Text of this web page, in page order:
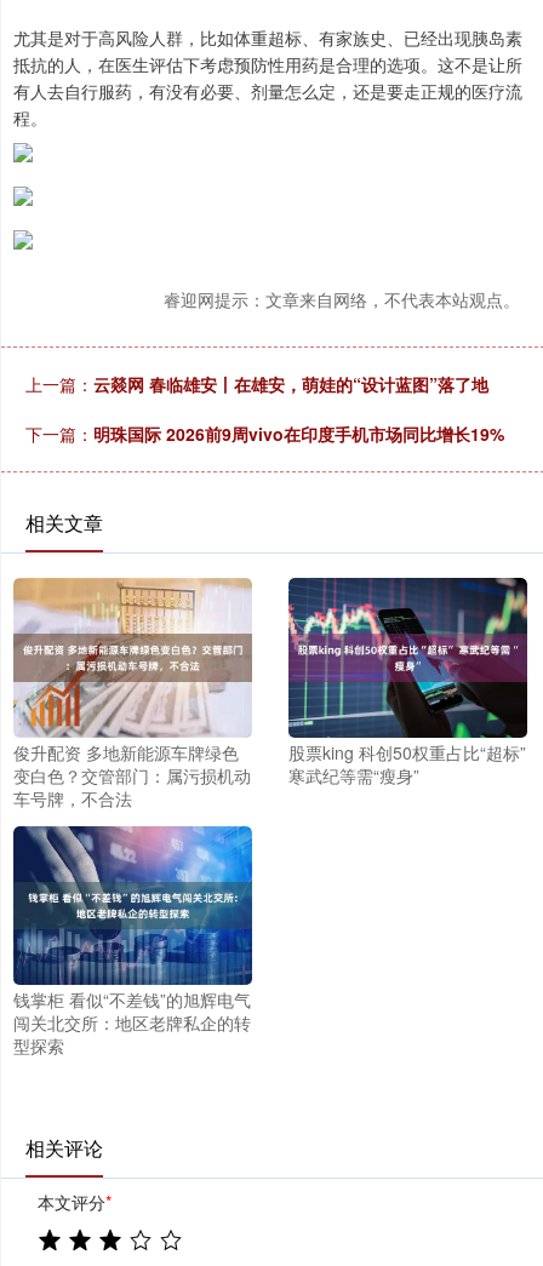
尤其是对于高风险人群，比如体重超标、有家族史、已经出现胰岛素
抵抗的人，在医生评估下考虑预防性用药是合理的选项。这不是让所
有人去自行服药，有没有必要、剂量怎么定，还是要走正规的医疗流
程。
睿迎网提示：文章来自网络，不代表本站观点。
上一篇： 云燚网 春临雄安丨在雄安，萌娃的“设计蓝图”落了地
下一篇： 明珠国际 2026前9周vivo在印度手机市场同比增长19%
相关文章
俊升配资 多地新能源车牌绿色
变白色？交管部门：属污损机动
车号牌，不合法
股票king 科创50权重占比“超标”
寒武纪等需“瘦身”
钱掌柜 看似“不差钱”的旭辉电气
闯关北交所：地区老牌私企的转
型探索
相关评论
本文评分*